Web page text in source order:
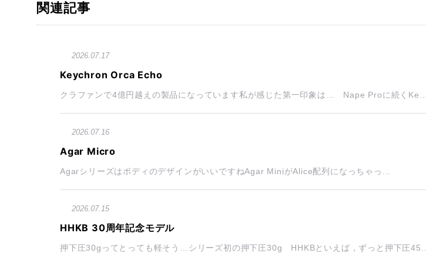
関連記事
2026.07.17
Keychron Orca Echo
クラファンで4億円越えの製品になっています私が感じた第一印象は… Nape Proに続くKe...
2026.07.16
Agar Micro
AgarシリーズはボディのデザインがいいですねAgar MiniがAlice配列になっちゃっ...
2026.07.15
HHKB 30周年記念モデル
押下圧30gってとっても軽そう…シリーズ初の押下圧30g HHKBといえば，ずっと押下圧45...